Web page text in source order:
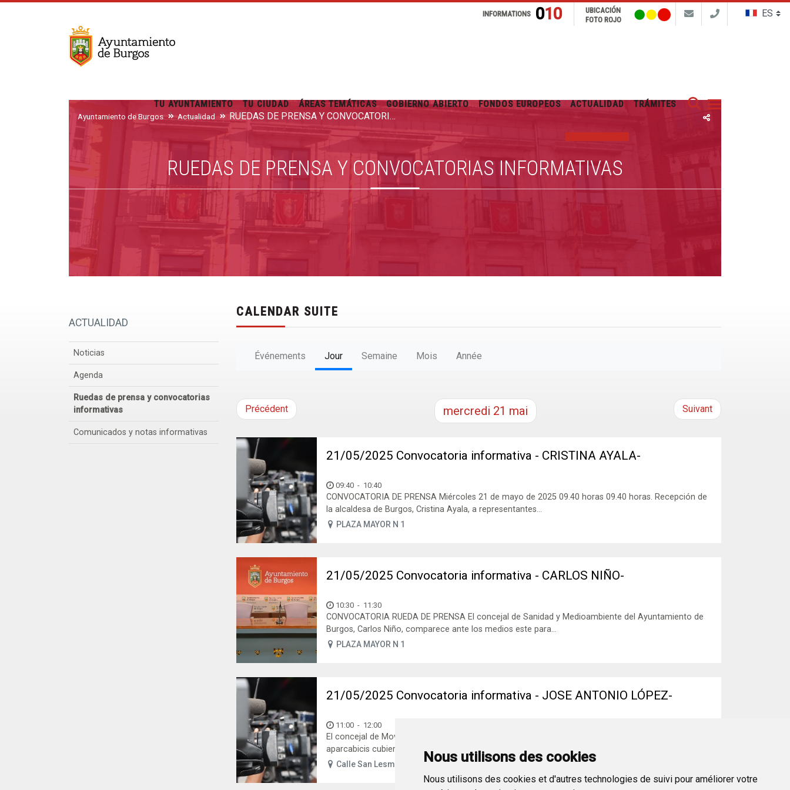
Nous utilisons des cookies
Nous utilisons des cookies et d'autres technologies de suivi pour améliorer votre
Buscar
INFORMATIONS 010
UBICACIÓN
FOTO ROJO
TU AYUNTAMIENTO TU CIUDAD ÁREAS TEMÁTICAS GOBIERNO ABIERTO FONDOS EUROPEOS ACTUALIDAD TRÁMITES
Ayuntamiento de Burgos Actualidad RUEDAS DE PRENSA Y CONVOCATORIAS INFORMATIVAS
RUEDAS DE PRENSA Y CONVOCATORIAS INFORMATIVAS
ACTUALIDAD
Noticias
Agenda
Ruedas de prensa y convocatorias
informativas
Comunicados y notas informativas
CALENDAR SUITE
Événements Jour Semaine Mois Année
Précédent mercredi 21 mai Suivant
21/05/2025 Convocatoria informativa - CRISTINA AYALA-
09:40 - 10:40
CONVOCATORIA DE PRENSA Miércoles 21 de mayo de 2025 09.40 horas 09.40 horas. Recepción de
la alcaldesa de Burgos, Cristina Ayala, a representantes...
PLAZA MAYOR N 1
21/05/2025 Convocatoria informativa - CARLOS NIÑO-
10:30 - 11:30
CONVOCATORIA RUEDA DE PRENSA El concejal de Sanidad y Medioambiente del Ayuntamiento de
Burgos, Carlos Niño, comparece ante los medios este para...
PLAZA MAYOR N 1
21/05/2025 Convocatoria informativa - JOSE ANTONIO LÓPEZ-
11:00 - 12:00
El concejal de Movilidad del Ayuntamiento de Burgos, Jose Antonio López, visita a los nuevos
aparcabicis cubiertos. Fecha: Miércoles 21 de mayo de...
Calle San Lesmes (Estatua de los gigantillos)